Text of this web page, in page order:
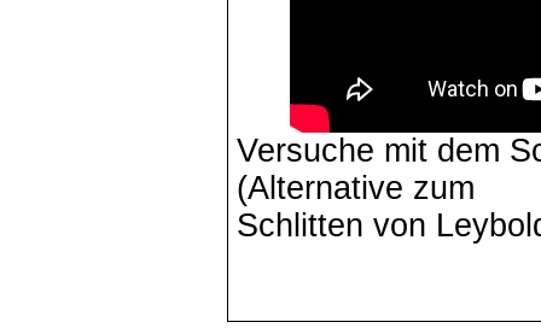
Versuche mit dem
(Alternative zum
Schlitten von